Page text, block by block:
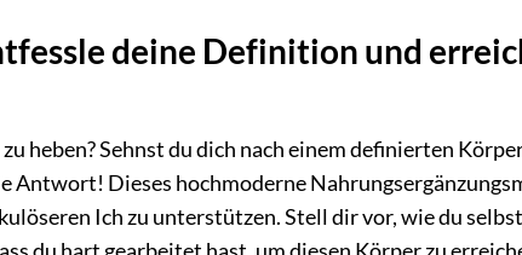
deine Definition und
heben? Sehnst du dich nach einem definierten
Antwort! Dieses hochmoderne
Ich zu unterstützen. Stell dir vor, wie du